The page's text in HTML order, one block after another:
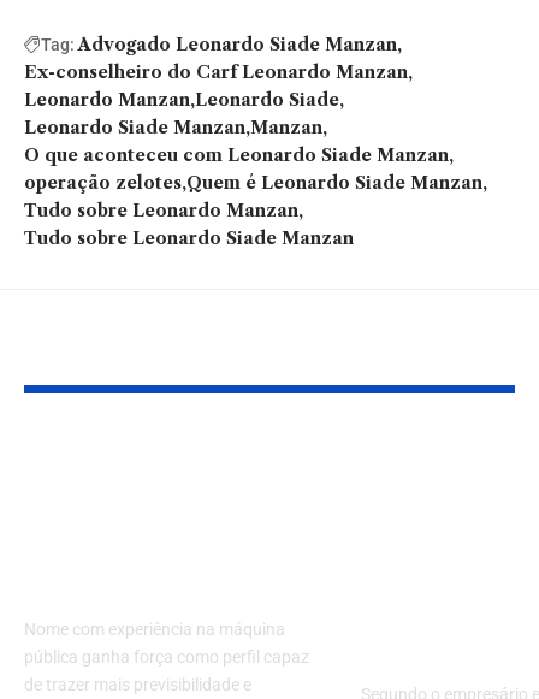
Tag: Advogado Leonardo Siade Manzan
Ex-conselheiro do Carf Leonardo Manzan
Leonardo Manzan Leonardo Siade
Leonardo Siade Manzan Manzan
O que aconteceu com Leonardo Siade Manzan
operação zelotes Quem é Leonardo Siade Manzan
Tudo sobre Leonardo Manzan
Tudo sobre Leonardo Siade Manzan
Nome com experiência na máquina
pública ganha força como perfil capaz
de trazer mais previsibilidade e
Segundo o empresário